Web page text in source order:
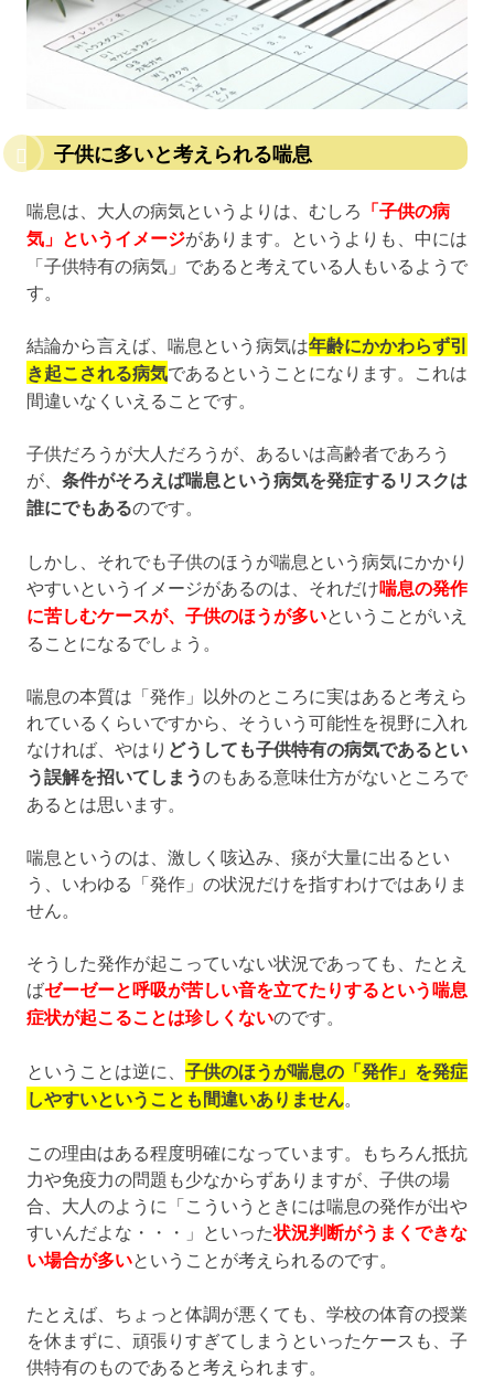
子供に多いと考えられる喘息
喘息は、大人の病気というよりは、むしろ 「子供の病
気」というイメージがあります。というよりも、中には
「子供特有の病気」であると考えている人もいるようで
す。
結論から言えば、喘息という病気は年齢にかかわらず引
き起こされる病気であるということになります。これは
間違いなくいえることです。
子供だろうが大人だろうが、あるいは高齢者であろう
が、 条件がそろえば喘息という病気を発症するリスクは
誰にでもあるのです。
しかし、それでも子供のほうが喘息という病気にかかり
やすいというイメージがあるのは、それだけ喘息の発作
に苦しむケースが、子供のほうが多いということがいえ
ることになるでしょう。
喘息の本質は「発作」以外のところに実はあると考えら
れているくらいですから、そういう可能性を視野に入れ
なければ、やはり どうしても子供特有の病気であるとい
う誤解を招いてしまうのもある意味仕方がないところで
あるとは思います。
喘息というのは、激しく咳込み、痰が大量に出るとい
う、いわゆる「発作」の状況だけを指すわけではありま
せん。
そうした発作が起こっていない状況であっても、たとえ
ばゼーゼーと呼吸が苦しい音を立てたりするという喘息
症状が起こることは珍しくないのです。
ということは逆に、 子供のほうが喘息の「発作」を発症
しやすいということも間違いありません。
この理由はある程度明確になっています。もちろん抵抗
力や免疫力の問題も少なからずありますが、子供の場
合、大人のように「こういうときには喘息の発作が出や
すいんだよな・・・」といった状況判断がうまくできな
い場合が多いということが考えられるのです。
たとえば、ちょっと体調が悪くても、学校の体育の授業
を休まずに、頑張りすぎてしまうといったケースも、子
供特有のものであると考えられます。